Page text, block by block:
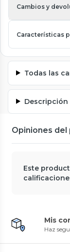
Cambios y
Características
Todas las
Descripción
Opiniones
Este
Mis
Haz